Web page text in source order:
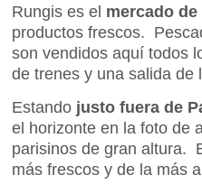
Rungis es el mercado
productos frescos.
son vendidos aquí todos
de trenes y una salida de
Estando justo fuera de
el horizonte en la foto de
parisinos de gran altura.
más frescos y de la más